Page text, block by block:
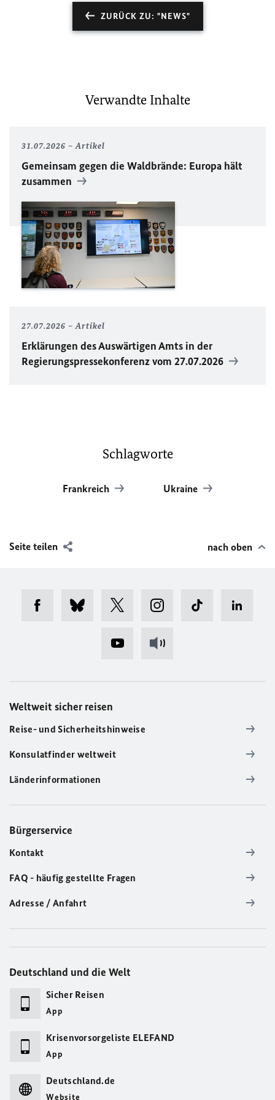
ZURÜCK ZU: "NEWS"
Verwandte Inhalte
31.07.2026 Artikel
Gemeinsam gegen die Waldbrände: Europa hält
zusammen
27.07.2026 Artikel
Erklärungen des Auswärtigen Amts in der
Regierungspressekonferenz vom 27.07.2026
Schlagworte
Frankreich Ukraine
Seite teilen nach oben
Weltweit sicher reisen
Reise- und Sicherheitshinweise
Konsulatfinder weltweit
Länderinformationen
Bürgerservice
Kontakt
FAQ - häufig gestellte Fragen
Adresse / Anfahrt
Deutschland und die Welt
Sicher Reisen
App
Krisenvorsorgeliste ELEFAND
App
Deutschland.de
Website